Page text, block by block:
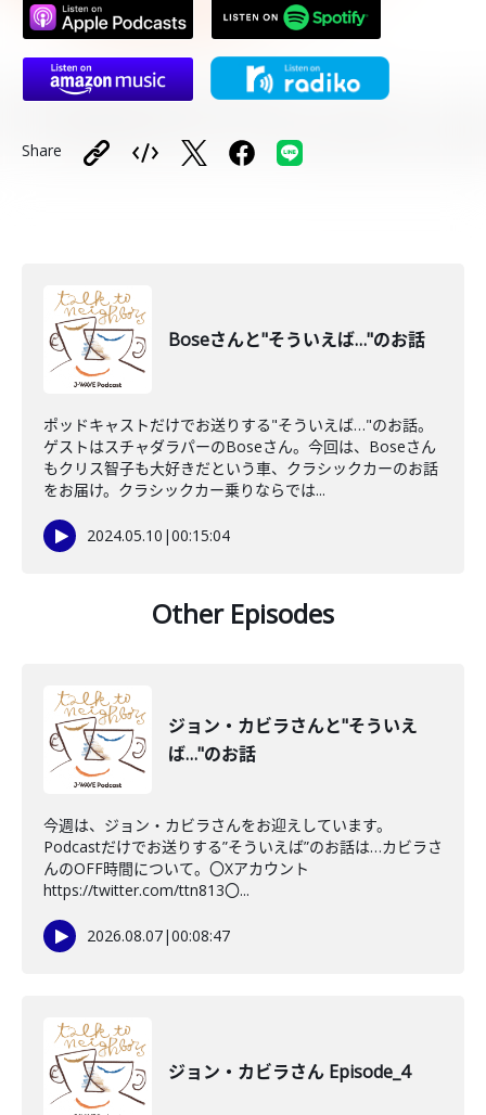
Share
Boseさんと"そういえば…"のお話
ポッドキャストだけでお送りする"そういえば…"のお話。
ゲストはスチャダラパーのBoseさん。今回は、Boseさん
もクリス智子も大好きだという車、クラシックカーのお話
をお届け。クラシックカー乗りならでは...
2024.05.10 |00:15:04
Other Episodes
ジョン・カビラさんと"そういえ
ば…"のお話
今週は、ジョン・カビラさんをお迎えしています。
Podcastだけでお送りする”そういえば”のお話は…カビラさ
んのOFF時間について。〇Xアカウント
https://twitter.com/ttn813〇...
2026.08.07|00:08:47
ジョン・カビラさん Episode_4